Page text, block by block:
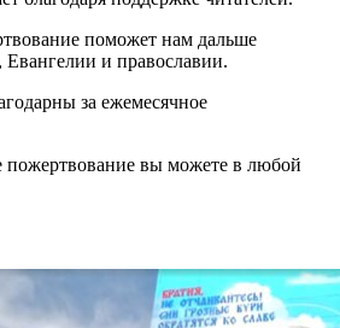
поможет нам дальше
Евангелии и православии.
за ежемесячное
пожертвование вы можете в любой